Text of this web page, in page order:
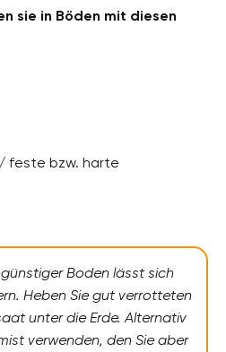
sie in Böden mit diesen
feste bzw. harte
Boden lässt sich
Heben Sie gut verrotteten
unter die Erde. Alternativ
verwenden, den Sie aber